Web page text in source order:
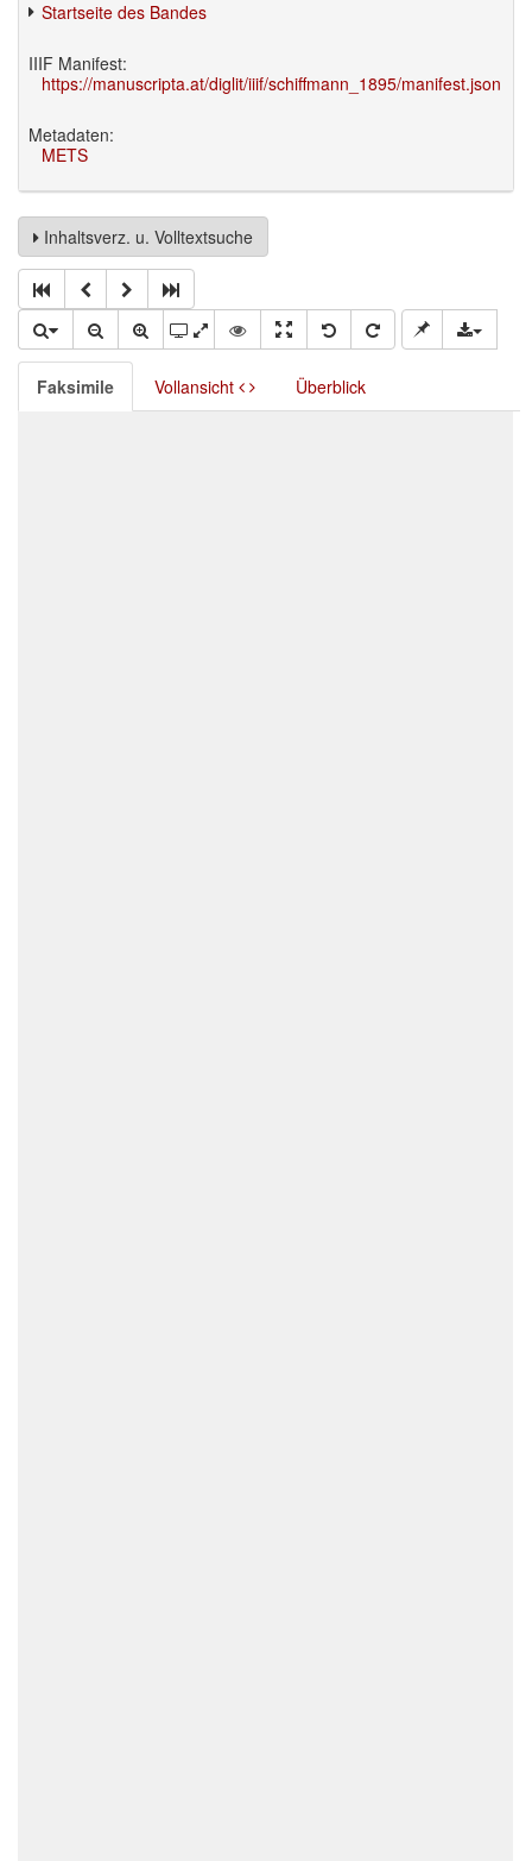
Startseite des Bandes
IIIF Manifest:
https://manuscripta.at/diglit/iiif/schiffmann_1895/manifest.json
Metadaten:
METS
Inhaltsverz. u. Volltextsuche
Faksimile Vollansicht Überblick